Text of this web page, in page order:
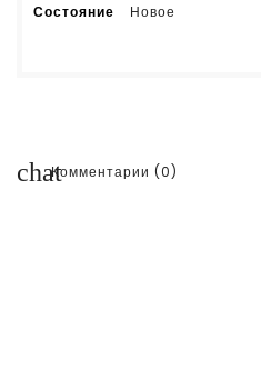
Состояние Новое
chatКомментарии (0)